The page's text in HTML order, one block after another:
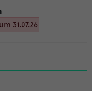
31.07.26